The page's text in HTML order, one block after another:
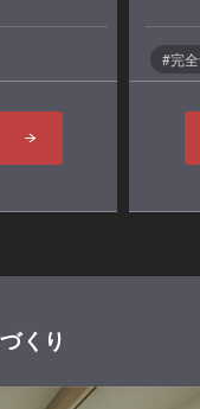
#完
くり